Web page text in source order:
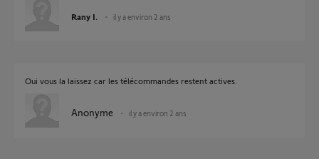
Rany I. il y a environ 2 ans
Oui vous la laissez car les télécommandes restent actives.
Anonyme il y a environ 2 ans